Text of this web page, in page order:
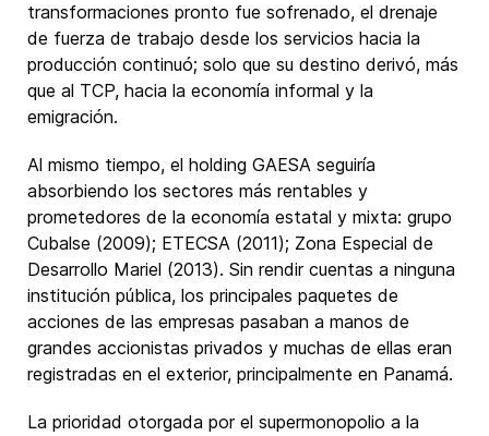
transformaciones pronto fue sofrenado, el drenaje
de fuerza de trabajo desde los servicios hacia la
producción continuó; solo que su destino derivó, más
que al TCP, hacia la economía informal y la
emigración.
Al mismo tiempo, el holding GAESA seguiría
absorbiendo los sectores más rentables y
prometedores de la economía estatal y mixta: grupo
Cubalse (2009); ETECSA (2011); Zona Especial de
Desarrollo Mariel (2013). Sin rendir cuentas a ninguna
institución pública, los principales paquetes de
acciones de las empresas pasaban a manos de
grandes accionistas privados y muchas de ellas eran
registradas en el exterior, principalmente en Panamá.
La prioridad otorgada por el supermonopolio a la